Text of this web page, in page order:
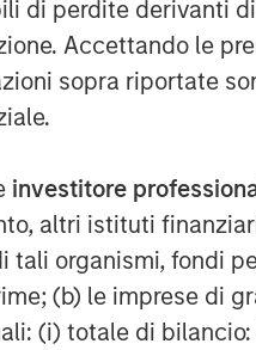
di perdite derivanti
Accettando le
sopra riportate
investitore
altri istituti
tali organismi, fondi
(b) le imprese di
(i) totale di
to properly value
to maximize
Stanley Expansion
within Morgan
Capital targets
healthcare,
three decades,